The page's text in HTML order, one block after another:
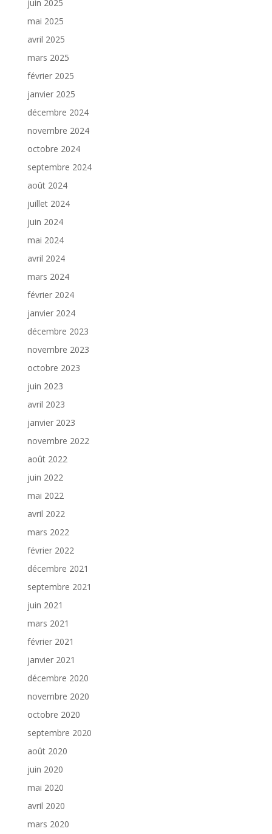
juin 2025
mai 2025
avril 2025
mars 2025
février 2025
janvier 2025
décembre 2024
novembre 2024
octobre 2024
septembre 2024
août 2024
juillet 2024
juin 2024
mai 2024
avril 2024
mars 2024
février 2024
janvier 2024
décembre 2023
novembre 2023
octobre 2023
juin 2023
avril 2023
janvier 2023
novembre 2022
août 2022
juin 2022
mai 2022
avril 2022
mars 2022
février 2022
décembre 2021
septembre 2021
juin 2021
mars 2021
février 2021
janvier 2021
décembre 2020
novembre 2020
octobre 2020
septembre 2020
août 2020
juin 2020
mai 2020
avril 2020
mars 2020